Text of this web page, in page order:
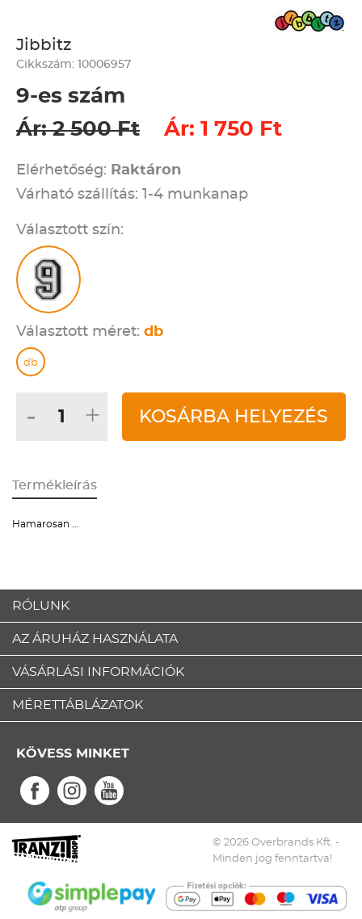
Jibbitz
Cikkszám: 10006957
9-es szám
Ár: 2 500 Ft
Ár: 1 750 Ft
Elérhetőség: Raktáron
Várható szállítás: 1-4 munkanap
Választott szín:
Választott méret: db
db
- + KOSÁRBA HELYEZÉS
Termékleírás
Hamarosan ...
RÓLUNK
AZ ÁRUHÁZ HASZNÁLATA
VÁSÁRLÁSI INFORMÁCIÓK
MÉRETTÁBLÁZATOK
KÖVESS MINKET
© 2026 Overbrands Kft. -
Minden jog fenntartva!